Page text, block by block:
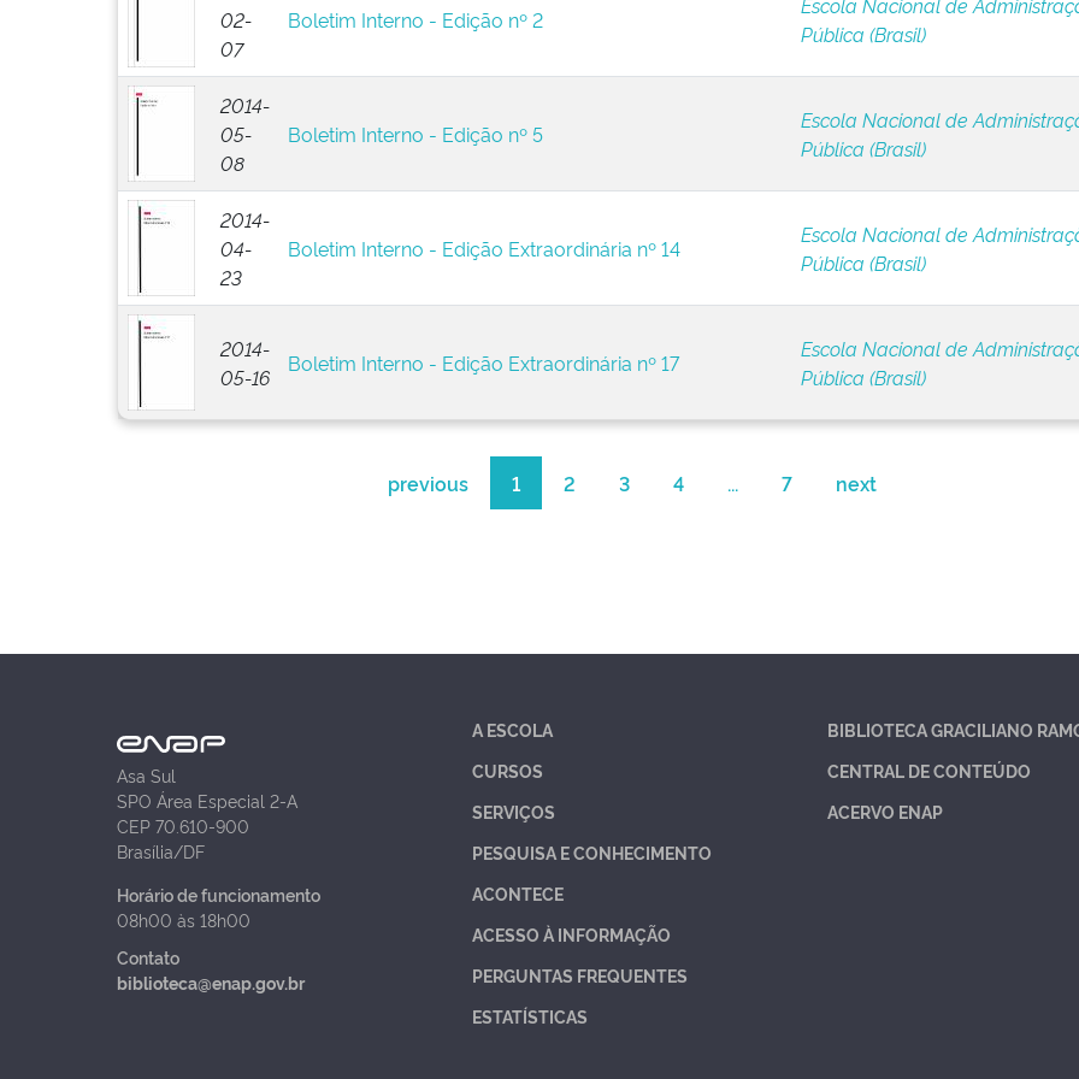
02-
07
Boletim Interno - Edição nº 2
Pública (Brasil)
2014-
05-
08
Boletim Interno - Edição nº 5
Escola Nacional de
Pública (Brasil)
2014-
04-
23
Boletim Interno - Edição Extraordinária nº 14
Escola Nacional de
Pública (Brasil)
2014-
05-16
Boletim Interno - Edição Extraordinária nº 17
Escola Nacional de
Pública (Brasil)
previous 1 2 3 4 ... 7 next
Asa Sul
SPO Área Especial 2-A
CEP 70.610-900
Brasília/DF
Horário de funcionamento
08h00 às 18h00
Contato
biblioteca@enap.gov.br
A ESCOLA
CURSOS
SERVIÇOS
PESQUISA E CONHECIMENTO
ACONTECE
ACESSO À INFORMAÇÃO
PERGUNTAS FREQUENTES
ESTATÍSTICAS
BIBLIOTECA GRACILIANO
CENTRAL DE CONTEÚDO
ACERVO ENAP